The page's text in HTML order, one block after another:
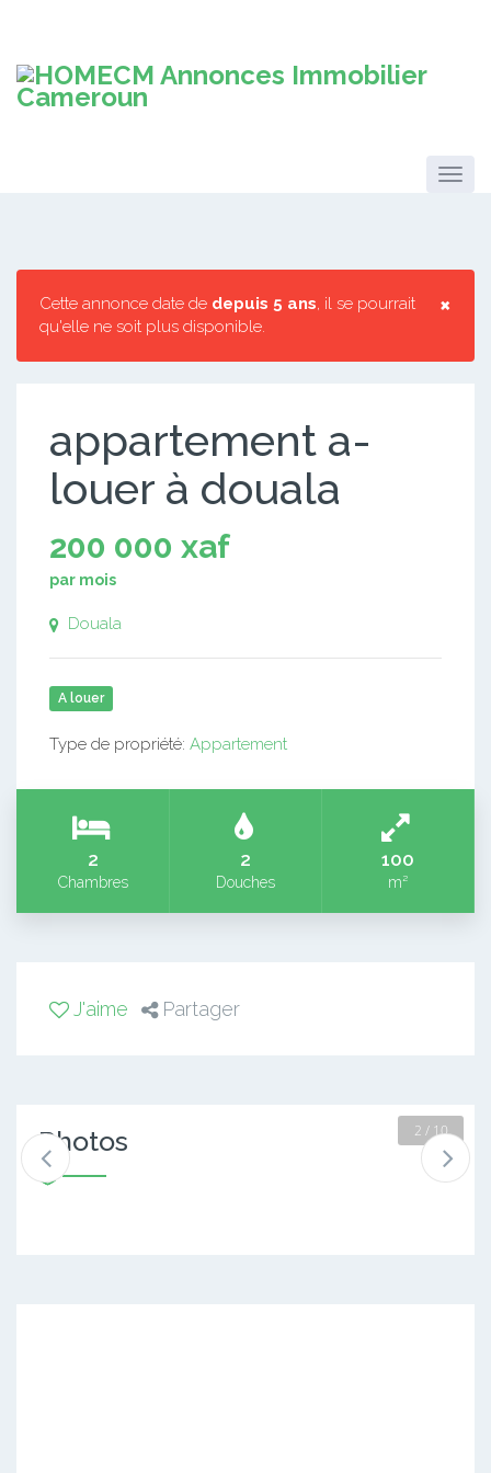
×
Cette annonce date de depuis 5 ans, il se pourrait
qu'elle ne soit plus disponible.
appartement a-
louer à douala
200 000 xaf
par mois
Douala
A louer
Type de propriété: Appartement
2
Chambres
2
Douches
100
m²
J'aime Partager
Photos 2 / 10